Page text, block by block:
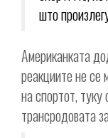
што
Американката
реакциите не се
на спортот,
трансродовата